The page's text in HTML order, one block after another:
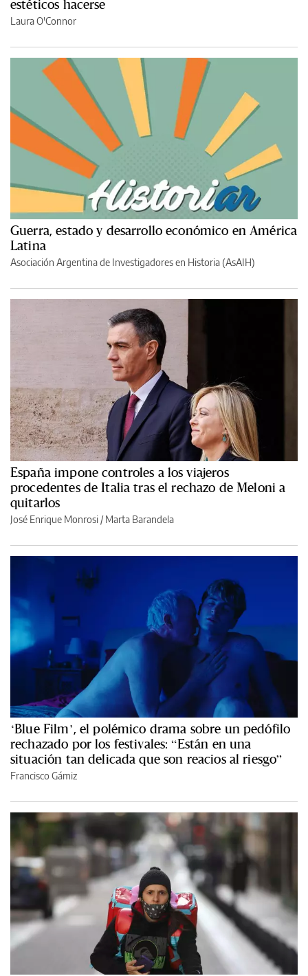
estéticos hacerse
Laura O'Connor
Guerra, estado y desarrollo económico en América
Latina
Asociación Argentina de Investigadores en Historia (AsAIH)
España impone controles a los viajeros
procedentes de Italia tras el rechazo de Meloni a
quitarlos
José Enrique Monrosi / Marta Barandela
‘Blue Film’, el polémico drama sobre un pedófilo
rechazado por los festivales: “Están en una
situación tan delicada que son reacios al riesgo”
Francisco Gámiz